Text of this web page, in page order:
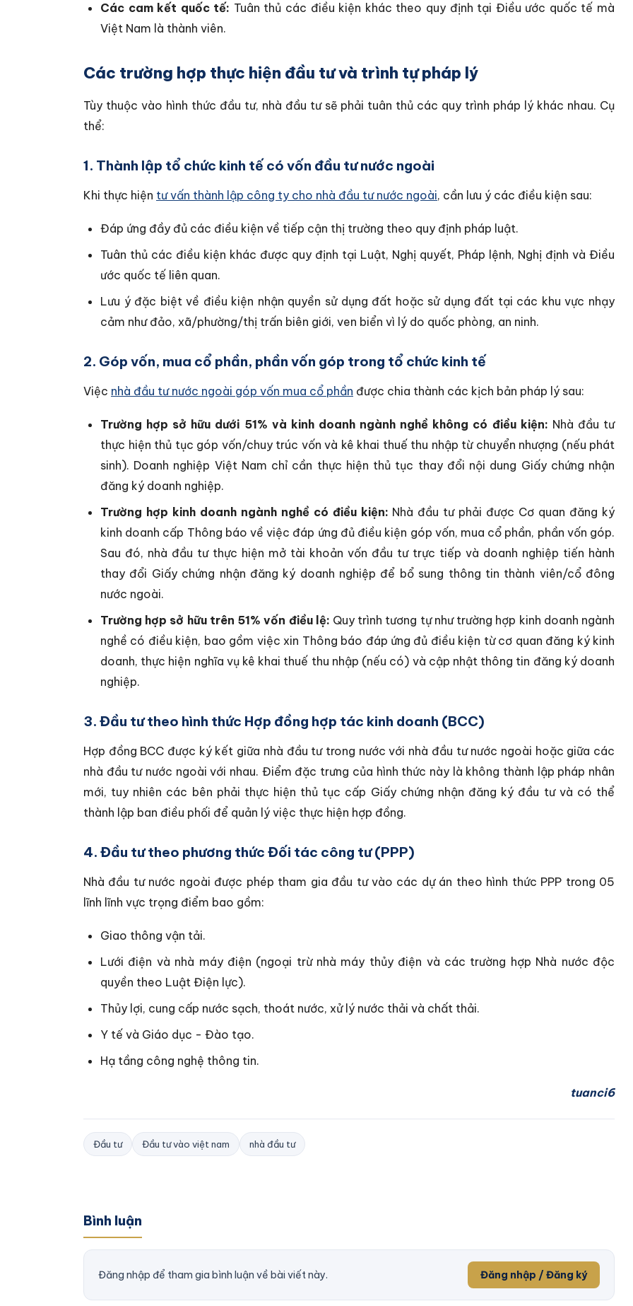
Các cam kết quốc tế: Tuân thủ các điều kiện khác theo quy định tại Điều ước quốc tế mà
Việt Nam là thành viên.
Các trường hợp thực hiện đầu tư và trình tự pháp lý
Tùy thuộc vào hình thức đầu tư, nhà đầu tư sẽ phải tuân thủ các quy trình pháp lý khác nhau. Cụ
thể:
1. Thành lập tổ chức kinh tế có vốn đầu tư nước ngoài
Khi thực hiện tư vấn thành lập công ty cho nhà đầu tư nước ngoài, cần lưu ý các điều kiện sau:
Đáp ứng đầy đủ các điều kiện về tiếp cận thị trường theo quy định pháp luật.
Tuân thủ các điều kiện khác được quy định tại Luật, Nghị quyết, Pháp lệnh, Nghị định và Điều
ước quốc tế liên quan.
Lưu ý đặc biệt về điều kiện nhận quyền sử dụng đất hoặc sử dụng đất tại các khu vực nhạy
cảm như đảo, xã/phường/thị trấn biên giới, ven biển vì lý do quốc phòng, an ninh.
2. Góp vốn, mua cổ phần, phần vốn góp trong tổ chức kinh tế
Việc nhà đầu tư nước ngoài góp vốn mua cổ phần được chia thành các kịch bản pháp lý sau:
Trường hợp sở hữu dưới 51% và kinh doanh ngành nghề không có điều kiện: Nhà đầu tư
thực hiện thủ tục góp vốn/chuy trúc vốn và kê khai thuế thu nhập từ chuyển nhượng (nếu phát
sinh). Doanh nghiệp Việt Nam chỉ cần thực hiện thủ tục thay đổi nội dung Giấy chứng nhận
đăng ký doanh nghiệp.
Trường hợp kinh doanh ngành nghề có điều kiện: Nhà đầu tư phải được Cơ quan đăng ký
kinh doanh cấp Thông báo về việc đáp ứng đủ điều kiện góp vốn, mua cổ phần, phần vốn góp.
Sau đó, nhà đầu tư thực hiện mở tài khoản vốn đầu tư trực tiếp và doanh nghiệp tiến hành
thay đổi Giấy chứng nhận đăng ký doanh nghiệp để bổ sung thông tin thành viên/cổ đông
nước ngoài.
Trường hợp sở hữu trên 51% vốn điều lệ: Quy trình tương tự như trường hợp kinh doanh ngành
nghề có điều kiện, bao gồm việc xin Thông báo đáp ứng đủ điều kiện từ cơ quan đăng ký kinh
doanh, thực hiện nghĩa vụ kê khai thuế thu nhập (nếu có) và cập nhật thông tin đăng ký doanh
nghiệp.
3. Đầu tư theo hình thức Hợp đồng hợp tác kinh doanh (BCC)
Hợp đồng BCC được ký kết giữa nhà đầu tư trong nước với nhà đầu tư nước ngoài hoặc giữa các
nhà đầu tư nước ngoài với nhau. Điểm đặc trưng của hình thức này là không thành lập pháp nhân
mới, tuy nhiên các bên phải thực hiện thủ tục cấp Giấy chứng nhận đăng ký đầu tư và có thể
thành lập ban điều phối để quản lý việc thực hiện hợp đồng.
4. Đầu tư theo phương thức Đối tác công tư (PPP)
Nhà đầu tư nước ngoài được phép tham gia đầu tư vào các dự án theo hình thức PPP trong 05
lĩnh lĩnh vực trọng điểm bao gồm:
Giao thông vận tải.
Lưới điện và nhà máy điện (ngoại trừ nhà máy thủy điện và các trường hợp Nhà nước độc
quyền theo Luật Điện lực).
Thủy lợi, cung cấp nước sạch, thoát nước, xử lý nước thải và chất thải.
Y tế và Giáo dục - Đào tạo.
Hạ tầng công nghệ thông tin.
tuanci6
Đầu tư Đầu tư vào việt nam nhà đầu tư
Bình luận
Đăng nhập để tham gia bình luận về bài viết này. Đăng nhập / Đăng ký